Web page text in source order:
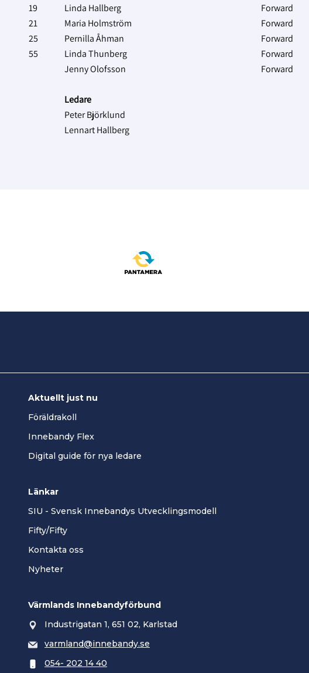
19
Linda Hallberg Forward
21
Maria Holmström Forward
25
Pernilla Åhman Forward
55
Linda Thunberg Forward
Jenny Olofsson
Forward
Ledare
Peter Björklund
Lennart Hallberg
Aktuellt just nu
Föräldrakoll
Innebandy Flex
Digital guide för nya ledare
Länkar
SIU - Svensk Innebandys Utvecklingsmodell
Fifty/Fifty
Kontakta oss
Nyheter
Värmlands Innebandyförbund
Industrigatan 1, 651 02, Karlstad
varmland@innebandy.se
054- 202 14 40